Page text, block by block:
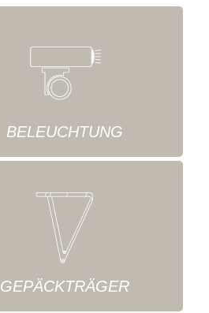
BELEUCHTUNG
GEPÄCKTRÄGER